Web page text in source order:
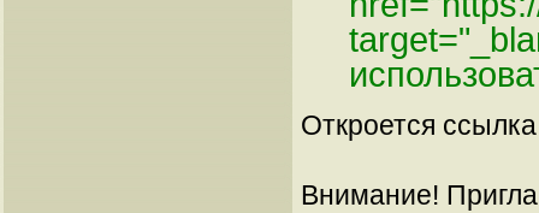
Откроется
Внимание!